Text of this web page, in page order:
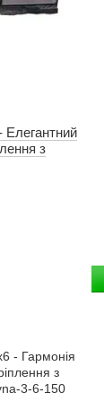
Елегантний
з